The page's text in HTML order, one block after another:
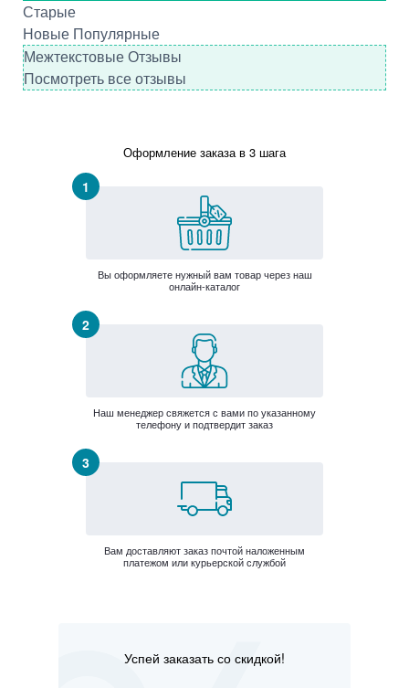
Старые
Новые Популярные
Межтекстовые Отзывы
Посмотреть все отзывы
Оформление заказа в 3 шага
Вы оформляете нужный вам товар через наш
онлайн-каталог
Наш менеджер свяжется с вами по указанному
телефону и подтвердит заказ
Вам доставляют заказ почтой наложенным
платежом или курьерской службой
Успей заказать со скидкой!